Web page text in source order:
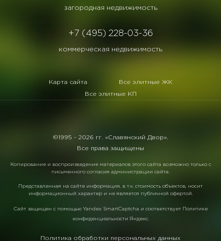
загородная недвижимость
+7 (495) 228-03-36
коммерческая недвижимость
Карта сайта Все элитные ЖК
Все элитные КП
©1995 - 2026 гг. «Славянский Двор».
Все права защищены
Копирование и воспроизведение материалов этого сайта возможно только с
письменного согласия администрации сайта.
Представленная на сайте информация, в т.ч. стоимость объектов, носит
информационный характер и не является публичной офертой.
Сайт защищен с помощью Yandex SmartCaptcha и соответствует Политике
конфиденциальности Яндекс.
Политика обработки персональных данных